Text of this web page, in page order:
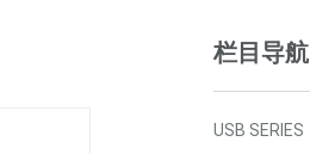
栏目导航
USB SERIES